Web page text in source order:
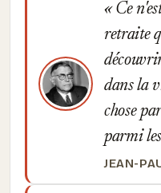
Ce
retraite
dans la
chose
parmi
JEAN-